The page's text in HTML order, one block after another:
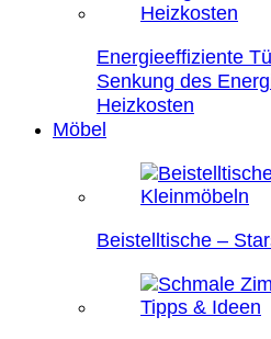
Energieeffiziente
Senkung des
Heizkosten
Möbel
Beistelltische –